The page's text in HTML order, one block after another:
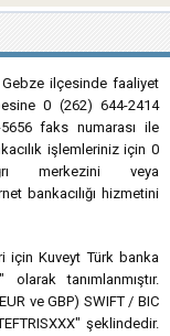
ilçesinde faaliyet
0 (262) 644-2414
faks numarası ile
işlemleriniz için 0
merkezini veya
bankacılığı hizmetini
için Kuveyt Türk banka
tanımlanmıştır.
ve GBP) SWIFT / BIC
şeklindedir.